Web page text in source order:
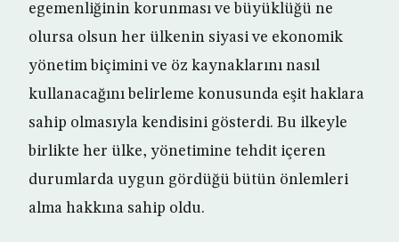
egemenliğinin korunması ve büyüklüğü ne
olursa olsun her ülkenin siyasi ve ekonomik
yönetim biçimini ve öz kaynaklarını nasıl
kullanacağını belirleme konusunda eşit haklara
sahip olmasıyla kendisini gösterdi. Bu ilkeyle
birlikte her ülke, yönetimine tehdit içeren
durumlarda uygun gördüğü bütün önlemleri
alma hakkına sahip oldu.